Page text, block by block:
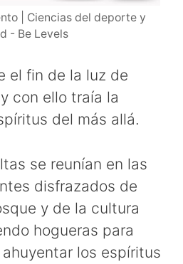
| Ciencias del deporte y
- Be Levels
el fin de la luz de
con ello traía la
del más allá.
se reunían en las
disfrazados de
y de la cultura
hogueras para
los espíritus